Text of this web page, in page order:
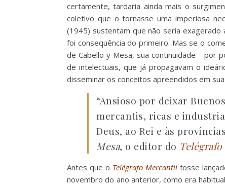
certamente, tardaria ainda mais o
coletivo que o tornasse uma imperiosa
(1945) sustentam que não seria
foi consequência do primeiro. Mas se o
de Cabello y Mesa, sua continuidade – por
de intelectuais, que já propagavam o
disseminar os conceitos apreendidos em
“Ansioso por deixar
mercantis, ricas e
Deus, ao Rei e às
Mesa, o editor do
Antes que o Telégrafo Mercantil fosse
novembro do ano anterior, como era